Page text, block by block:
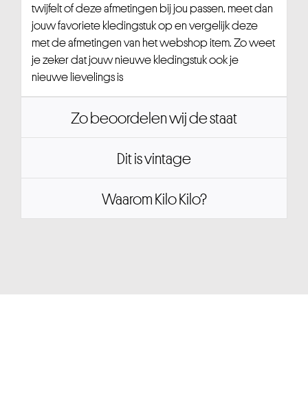
twijfelt of deze afmetingen bij jou passen, meet dan
jouw favoriete kledingstuk op en vergelijk deze
met de afmetingen van het webshop item. Zo weet
je zeker dat jouw nieuwe kledingstuk ook je
nieuwe lievelings is
Zo beoordelen wij de staat
Dit is vintage
Waarom Kilo Kilo?